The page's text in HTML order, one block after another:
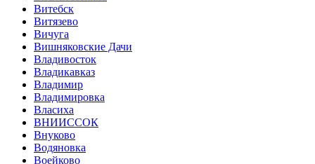
Витебск
Витязево
Вичуга
Вишняковские Дачи
Владивосток
Владикавказ
Владимир
Владимировка
Власиха
ВНИИССОК
Внуково
Водяновка
Воейково